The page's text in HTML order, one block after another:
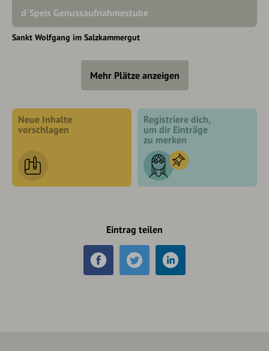
d´Speis Genussaufnahmestube
Sankt Wolfgang im Salzkammergut
Mehr Plätze anzeigen
Neue Inhalte
vorschlagen
Registriere dich,
um dir Einträge
zu merken
Eintrag teilen